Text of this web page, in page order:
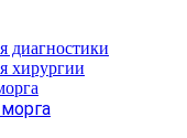
диагностики
хирургии